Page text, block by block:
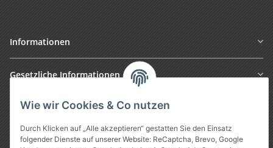
Wie wir Cookies & Co nutzen
Durch Klicken auf „Alle akzeptieren“ gestatten Sie den Einsatz
folgender Dienste auf unserer Website: ReCaptcha, Brevo, Google
Informationen
Gesetzliche Informationen